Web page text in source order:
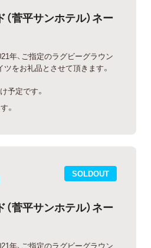
菅平サンホテル）ネー
年、ご指定のラグビーグラウン
ツをお礼品とさせて頂きます。
予定です。
。
SOLDOUT
菅平サンホテル）ネー
年、ご指定のラグビーグラウン